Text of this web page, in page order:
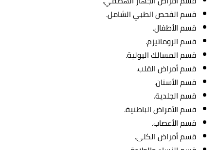
قسم الفحص الطبي الشامل.
قسم الأطفال.
قسم الروماتيزم.
قسم المسالك البولية.
قسم أمراض القلب.
قسم الأسنان.
قسم الجلدية.
قسم الأمراض الباطنية.
قسم الأعصاب.
قسم أمراض الكلى.